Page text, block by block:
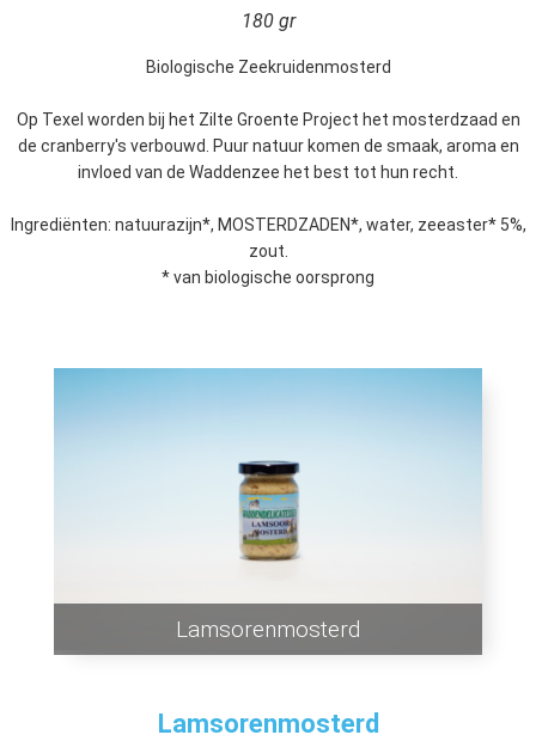
180 gr
Biologische Zeekruidenmosterd
Op Texel worden bij het Zilte Groente Project het mosterdzaad en
de cranberry's verbouwd. Puur natuur komen de smaak, aroma en
invloed van de Waddenzee het best tot hun recht.
Ingrediënten: natuurazijn*, MOSTERDZADEN*, water, zeeaster* 5%,
zout.
* van biologische oorsprong
Lamsorenmosterd
Lamsorenmosterd